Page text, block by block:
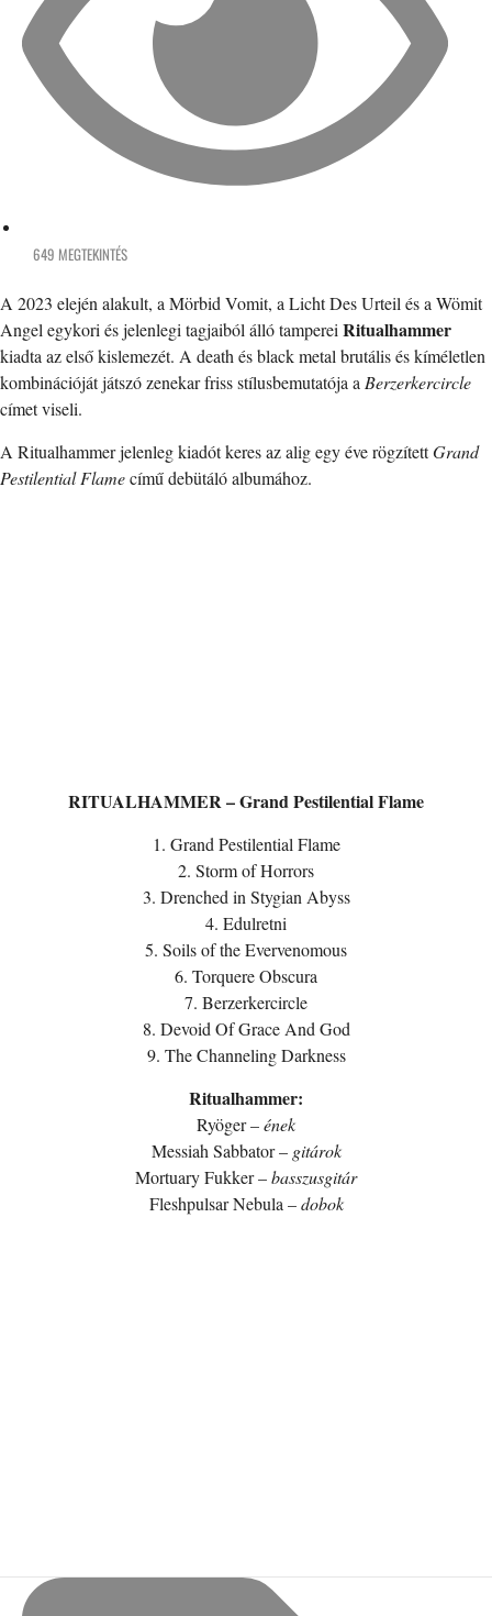
649 MEGTEKINTÉS
A 2023 elején alakult, a Mörbid Vomit, a Licht Des Urteil és a Wömit
Angel egykori és jelenlegi tagjaiból álló tamperei Ritualhammer
kiadta az első kislemezét. A death és black metal brutális és kíméletlen
kombinációját játszó zenekar friss stílusbemutatója a Berzerkercircle
címet viseli.
A Ritualhammer jelenleg kiadót keres az alig egy éve rögzítettGrand
Pestilential Flamecímű debütáló albumához.
RITUALHAMMER – Grand Pestilential Flame
1. Grand Pestilential Flame
2. Storm of Horrors
3. Drenched in Stygian Abyss
4. Edulretni
5. Soils of the Evervenomous
6. Torquere Obscura
7. Berzerkercircle
8. Devoid Of Grace And God
9. The Channeling Darkness
Ritualhammer:
Ryöger –ének
Messiah Sabbator –gitárok
Mortuary Fukker –basszusgitár
Fleshpulsar Nebula –dobok